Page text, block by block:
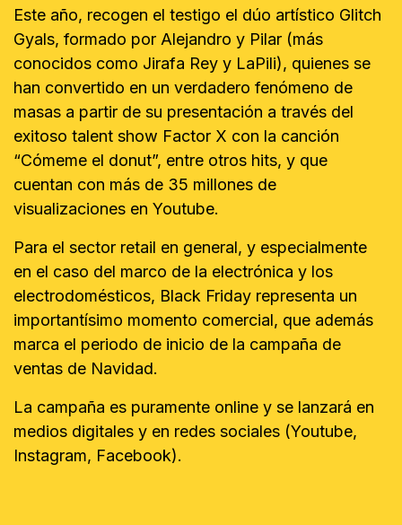
Este año, recogen el testigo el dúo artístico Glitch
Gyals, formado por Alejandro y Pilar (más
conocidos como Jirafa Rey y LaPili), quienes se
han convertido en un verdadero fenómeno de
masas a partir de su presentación a través del
exitoso talent show Factor X con la canción
“Cómeme el donut”, entre otros hits, y que
cuentan con más de 35 millones de
visualizaciones en Youtube.
Para el sector retail en general, y especialmente
en el caso del marco de la electrónica y los
electrodomésticos, Black Friday representa un
importantísimo momento comercial, que además
marca el periodo de inicio de la campaña de
ventas de Navidad.
La campaña es puramente online y se lanzará en
medios digitales y en redes sociales (Youtube,
Instagram, Facebook).